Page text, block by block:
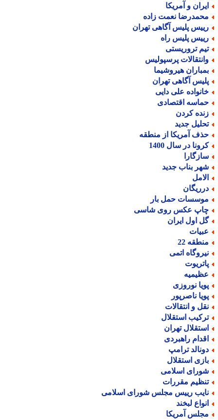
و آمریکا
نعمت زاده
پلیس آگاهی تهران
پلیس راه
تروریستی
پرسپولیس
هیروشیما
آگاهی تهران
علی دایی
اقتصادی
کردن
جدید
آمریکا از منطقه
در سال 1400
بناب جدید
حمل بار
عکس روی شاسی
اول ایران
22
اتمی
نوروزی
ناصرپور
و انتقالات
استقلال
تهران
راهبردی
ترامپ
استقلال
اسلامی
مقررات
رییس مجلس شورای اسلامی
لبخند
آمریکا